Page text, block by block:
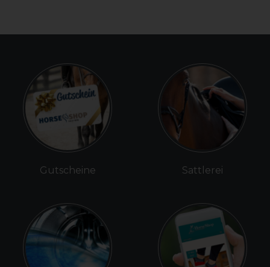
Gutscheine Sattlerei